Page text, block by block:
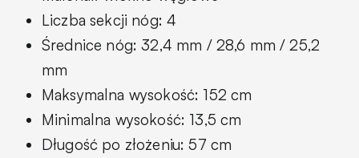
Liczba sekcji nóg: 4
Średnice nóg: 32,4 mm / 28,6 mm / 25,2
mm
Maksymalna wysokość: 152 cm
Minimalna wysokość: 13,5 cm
Długość po złożeniu: 57 cm